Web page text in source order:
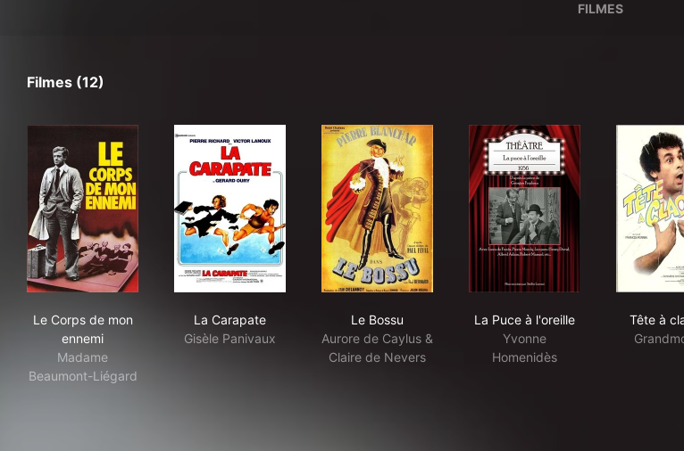
FILMES
Filmes (12)
Le Corps de mon
ennemi
Madame
Beaumont-Liégard
La Carapate
Gisèle Panivaux
Le Bossu
Aurore de Caylus &
Claire de Nevers
La Puce à l'oreille
Yvonne
Homenidès
Tête à